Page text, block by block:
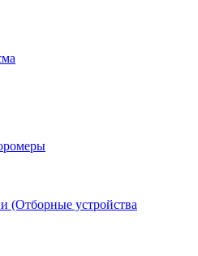
(Отборные устройства